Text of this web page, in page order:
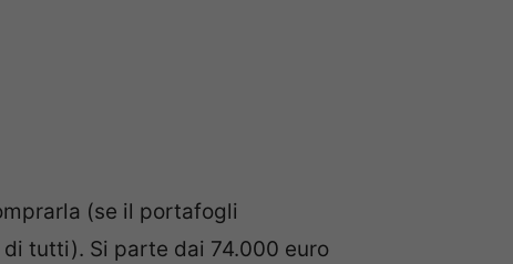
(se il portafogli
tutti). Si parte dai 74.000 euro